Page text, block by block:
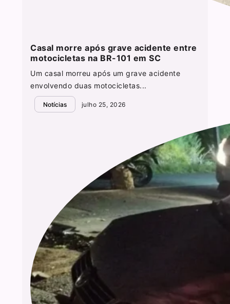
Casal morre após grave acidente entre
motocicletas na BR-101 em SC
Um casal morreu após um grave acidente
envolvendo duas motocicletas...
Notícias julho 25, 2026